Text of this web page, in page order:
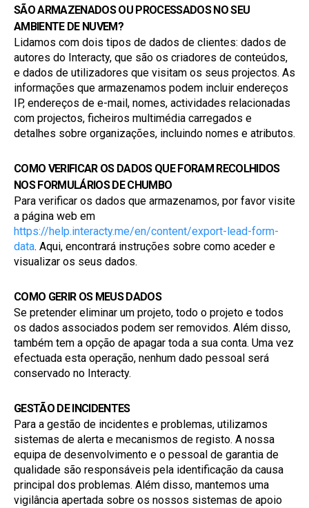
SÃO ARMAZENADOS OU PROCESSADOS NO SEU
AMBIENTE DE NUVEM?
Lidamos com dois tipos de dados de clientes: dados de
autores do Interacty, que são os criadores de conteúdos,
e dados de utilizadores que visitam os seus projectos. As
informações que armazenamos podem incluir endereços
IP, endereços de e-mail, nomes, actividades relacionadas
com projectos, ficheiros multimédia carregados e
detalhes sobre organizações, incluindo nomes e atributos.
COMO VERIFICAR OS DADOS QUE FORAM RECOLHIDOS
NOS FORMULÁRIOS DE CHUMBO
Para verificar os dados que armazenamos, por favor visite
https://help.interacty.me/en/content/export-lead-form-
data. Aqui, encontrará instruções sobre como aceder e
visualizar os seus dados.
COMO GERIR OS MEUS DADOS
Se pretender eliminar um projeto, todo o projeto e todos
os dados associados podem ser removidos. Além disso,
também tem a opção de apagar toda a sua conta. Uma vez
efectuada esta operação, nenhum dado pessoal será
conservado no Interacty.
GESTÃO DE INCIDENTES
Para a gestão de incidentes e problemas, utilizamos
sistemas de alerta e mecanismos de registo. A nossa
equipa de desenvolvimento e o pessoal de garantia de
qualidade são responsáveis pela identificação da causa
principal dos problemas. Além disso, mantemos uma
vigilância apertada sobre os nossos sistemas de apoio